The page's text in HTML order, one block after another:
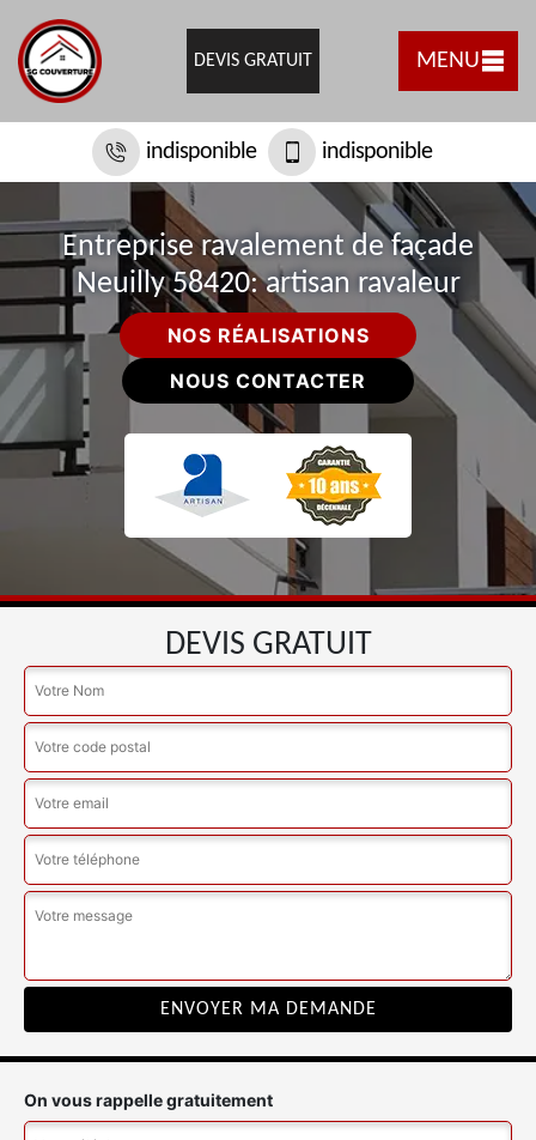
DEVIS GRATUIT MENU
indisponible indisponible
Entreprise ravalement de façade
Neuilly 58420: artisan ravaleur
NOS RÉALISATIONS
NOUS CONTACTER
DEVIS GRATUIT
On vous rappelle gratuitement